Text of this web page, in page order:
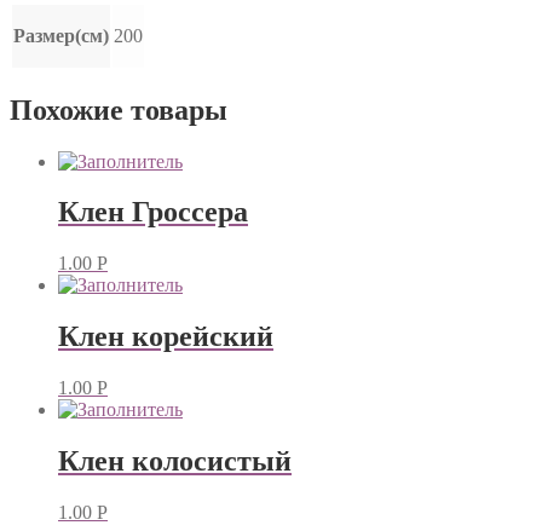
Размер(см) 200
Похожие товары
Клен Гроссера
1.00 Р
Клен корейский
1.00 Р
Клен колосистый
1.00 Р